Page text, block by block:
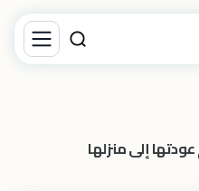
إلى منزلها